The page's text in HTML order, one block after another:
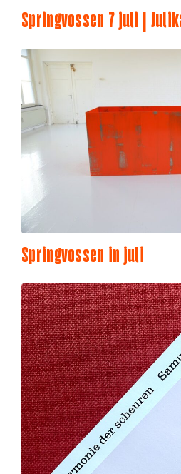
Springvossen 7 juli |
Springvossen in juli